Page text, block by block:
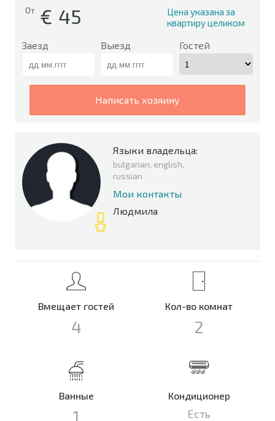
От € 45
Цена указана за
квартиру целиком
Заезд Выезд Гостей
написать хозяину
Языки владельца:
bulgarian, english,
russian
Мои контакты
Людмила
Вмещает гостей
4
Кол-во комнат
2
Ванные
1
Кондиционер
Есть